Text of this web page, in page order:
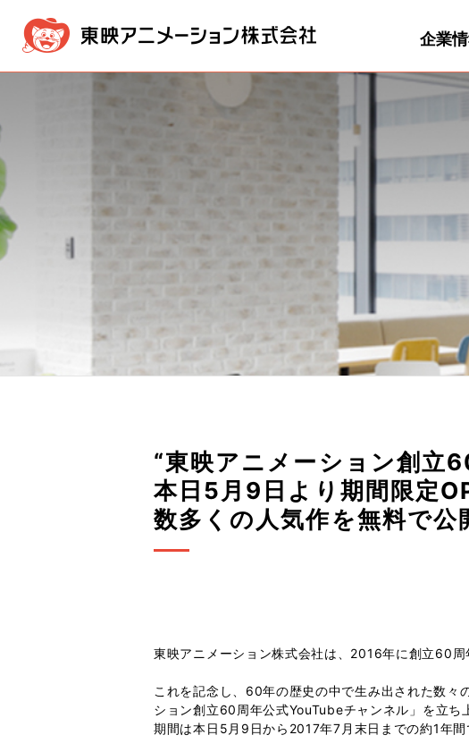
“東映アニメーション創立
本日5月9日より期間限定
数多くの人気作を無料で公
東映アニメーション株式会社は、2016年に創立60周
これを記念し、60年の歴史の中で生み出された数々
ション創立60周年公式YouTubeチャンネル」を立ち
期間は本日5月9日から2017年7月末日までの約1年間
企業情報
メッセージ 経営理念 会社概要
企業
事業内容
映像製作・販売事業 版権事業
IR情報
IR NEWS 経営方針 業績・財務
株価情報
電子公告
採用・募集情報
採用情報ニュース 新卒採用